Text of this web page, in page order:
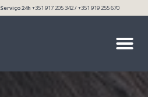
Serviço 24h+351 917 205 342 / +351 919 255 670